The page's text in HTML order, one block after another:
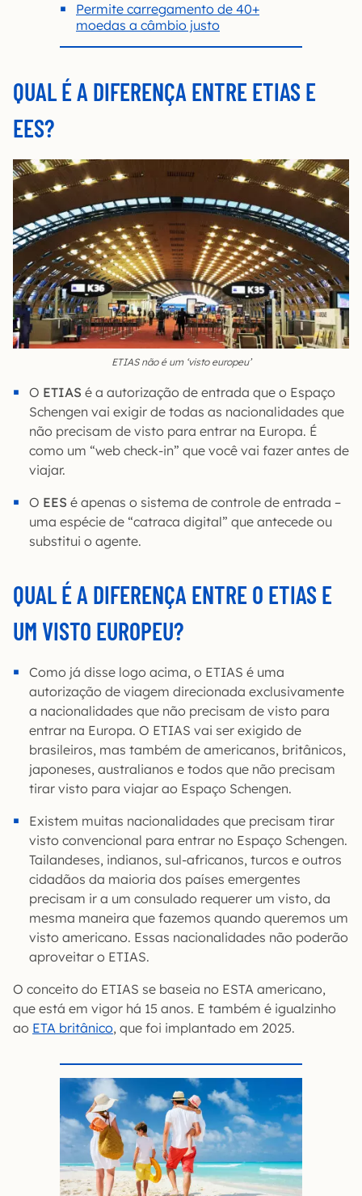
Permite carregamento de 40+
moedas a câmbio justo
QUAL É A DIFERENÇA ENTRE ETIAS E
EES?
ETIAS não é um ‘visto europeu’
O ETIAS é a autorização de entrada que o Espaço
Schengen vai exigir de todas as nacionalidades que
não precisam de visto para entrar na Europa. É
como um “web check-in” que você vai fazer antes de
viajar.
O EES é apenas o sistema de controle de entrada –
uma espécie de “catraca digital” que antecede ou
substitui o agente.
QUAL É A DIFERENÇA ENTRE O ETIAS E
UM VISTO EUROPEU?
Como já disse logo acima, o ETIAS é uma
autorização de viagem direcionada exclusivamente
a nacionalidades que não precisam de visto para
entrar na Europa. O ETIAS vai ser exigido de
brasileiros, mas também de americanos, britânicos,
japoneses, australianos e todos que não precisam
tirar visto para viajar ao Espaço Schengen.
Existem muitas nacionalidades que precisam tirar
visto convencional para entrar no Espaço Schengen.
Tailandeses, indianos, sul-africanos, turcos e outros
cidadãos da maioria dos países emergentes
precisam ir a um consulado requerer um visto, da
mesma maneira que fazemos quando queremos um
visto americano. Essas nacionalidades não poderão
aproveitar o ETIAS.
O conceito do ETIAS se baseia no ESTA americano,
que está em vigor há 15 anos. E também é igualzinho
ao ETA britânico, que foi implantado em 2025.